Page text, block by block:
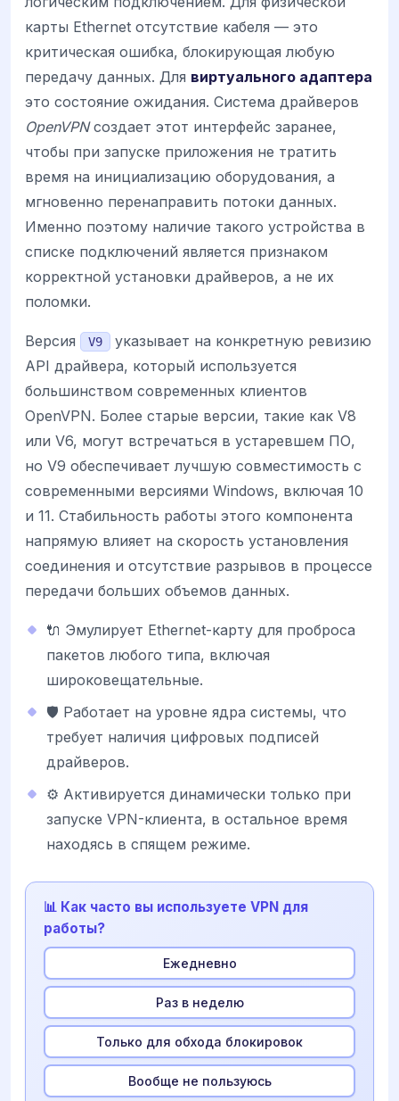
карты Ethernet отсутствие кабеля — это
критическая ошибка, блокирующая любую
передачу данных. Для виртуального адаптера
это состояние ожидания. Система драйверов
OpenVPNсоздает этот интерфейс заранее,
чтобы при запуске приложения не тратить
время на инициализацию оборудования, а
мгновенно перенаправить потоки данных.
Именно поэтому наличие такого устройства в
списке подключений является признаком
корректной установки драйверов, а не их
поломки.
Версия V9
указывает на конкретную ревизию
API драйвера, который используется
большинством современных клиентов
OpenVPN. Более старые версии, такие как V8
или V6, могут встречаться в устаревшем ПО,
но V9 обеспечивает лучшую совместимость с
современными версиями Windows, включая 10
и 11. Стабильность работы этого компонента
напрямую влияет на скорость установления
соединения и отсутствие разрывов в процессе
передачи больших объемов данных.
🔌 Эмулирует Ethernet-карту для проброса
пакетов любого типа, включая
широковещательные.
🛡️ Работает на уровне ядра системы, что
требует наличия цифровых подписей
драйверов.
⚙️ Активируется динамически только при
запуске VPN-клиента, в остальное время
находясь в спящем режиме.
📊 Как часто вы используете VPN для
работы?
Ежедневно
Раз в неделю
Только для обхода блокировок
Вообще не пользуюсь